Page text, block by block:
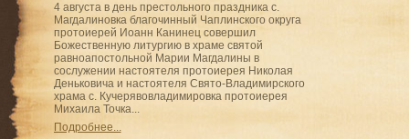
4 августа в день престольного праздника с.
Магдалиновка благочинный Чаплинского округа
протоиерей Иоанн Канинец совершил
Божественную литургию в храме святой
равноапостольной Марии Магдалины в
сослужении настоятеля протоиерея Николая
Деньковича и настоятеля Свято-Владимирского
храма с. Кучерявовладимировка протоиерея
Михаила Точка...
Подробнее...